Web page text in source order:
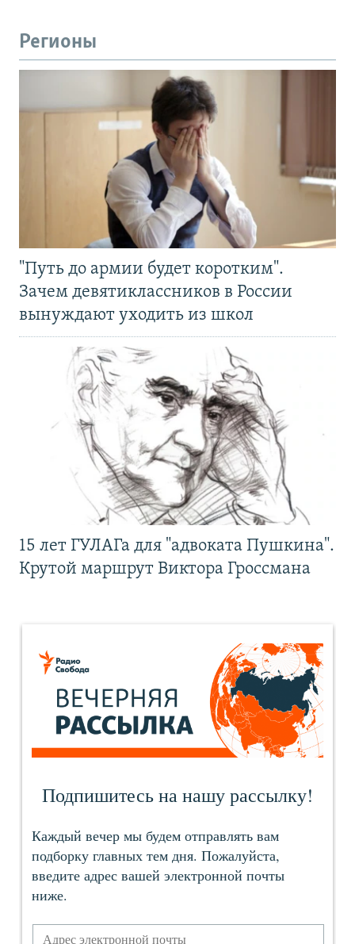
Регионы
"Путь до армии будет коротким".
Зачем девятиклассников в России
вынуждают уходить из школ
15 лет ГУЛАГа для "адвоката Пушкина".
Крутой маршрут Виктора Гроссмана